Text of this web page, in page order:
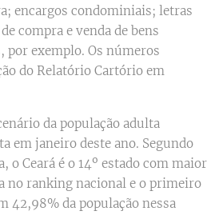
encargos condominiais; letras
compra e venda de bens
por exemplo. Os números
do Relatório Cartório em
da população adulta
em janeiro deste ano. Segundo
o Ceará é o 14º estado com maior
no ranking nacional e o primeiro
42,98% da população nessa